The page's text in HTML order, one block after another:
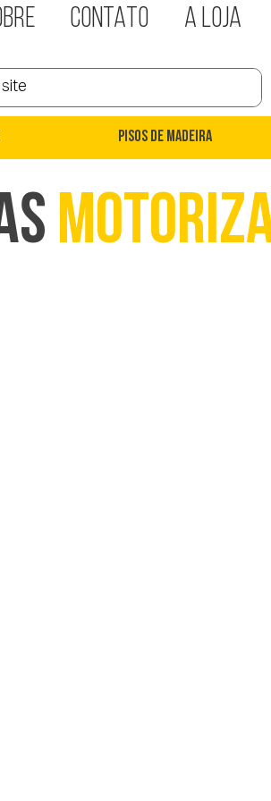
CONTATO A LOJA
Pisos de Madeira